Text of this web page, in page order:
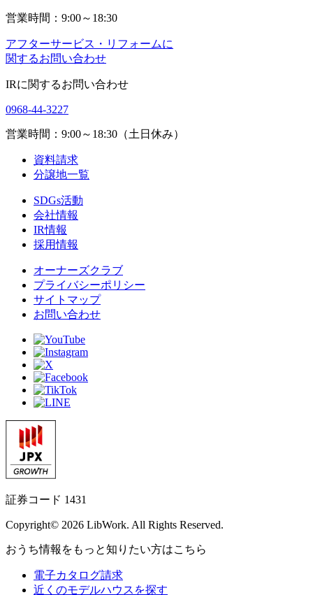
営業時間：9:00～18:30
アフターサービス・リフォームに
関するお問い合わせ
IRに関するお問い合わせ
0968-44-3227
営業時間：9:00～18:30（土日休み）
資料請求
分譲地一覧
SDGs活動
会社情報
IR情報
採用情報
オーナーズクラブ
プライバシーポリシー
サイトマップ
お問い合わせ
証券コード 1431
Copyright© 2026 LibWork. All Rights Reserved.
おうち情報をもっと知りたい方はこちら
電子カタログ請求
近くのモデルハウスを探す